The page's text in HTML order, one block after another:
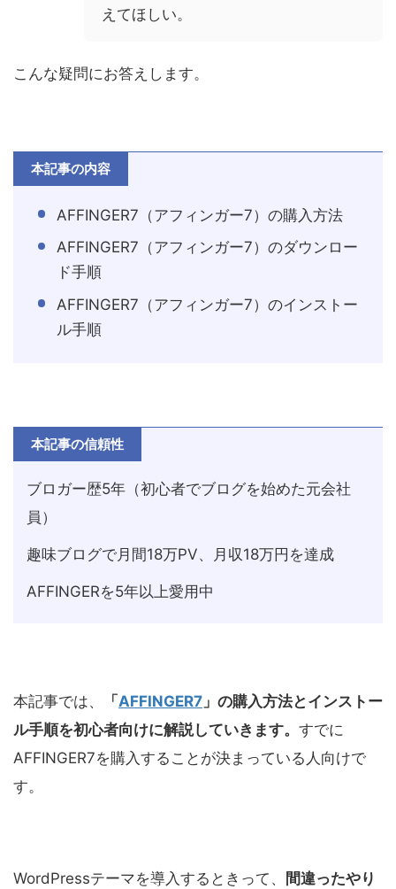
えてほしい。
こんな疑問にお答えします。
本記事の内容
AFFINGER7（アフィンガー7）の購入方法
AFFINGER7（アフィンガー7）のダウンロー
ド手順
AFFINGER7（アフィンガー7）のインストー
ル手順
本記事の信頼性
ブロガー歴5年（初心者でブログを始めた元会社
員）
趣味ブログで月間18万PV、月収18万円を達成
AFFINGERを5年以上愛用中
本記事では、 「 AFFINGER7 」 の購入方法とインストー
ル手順を初心者向けに解説していきます。 すでに
AFFINGER7を購入することが決まっている人向けで
す。
WordPressテーマを導入するときって、
間違ったやり